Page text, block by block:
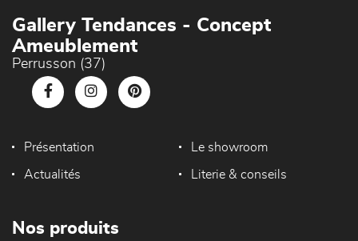
Gallery Tendances - Concept
Ameublement
Perrusson (37)
Présentation Le showroom
Actualités Literie & conseils
Nos produits